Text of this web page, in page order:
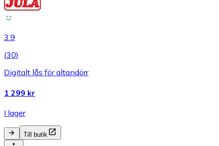
3.9
(30)
Digitalt lås för altandörr
1 299 kr
I lager
Till butik